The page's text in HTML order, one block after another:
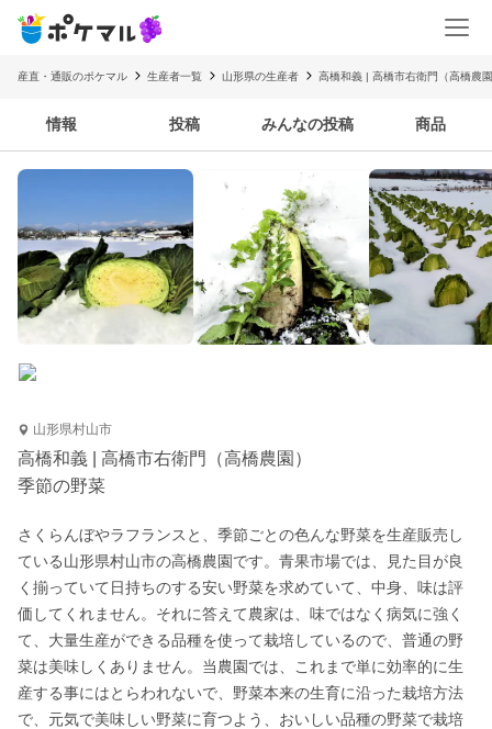
産直・通販のポケマル 生産者一覧 山形県の生産者 高橋和義 | 高橋市右衛門（高橋農
情報 投稿 みんなの投稿 商品
山形県村山市
高橋和義 | 高橋市右衛門（高橋農園）
季節の野菜
さくらんぼやラフランスと、季節ごとの色んな野菜を生産販売し
ている山形県村山市の高橋農園です。青果市場では、見た目が良
く揃っていて日持ちのする安い野菜を求めていて、中身、味は評
価してくれません。それに答えて農家は、味ではなく病気に強く
て、大量生産ができる品種を使って栽培しているので、普通の野
菜は美味しくありません。当農園では、これまで単に効率的に生
産する事にはとらわれないで、野菜本来の生育に沿った栽培方法
で、元気で美味しい野菜に育つよう、おいしい品種の野菜で栽培